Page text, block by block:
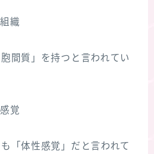
織
」を持つと言われてい
覚
性感覚」だと言われて